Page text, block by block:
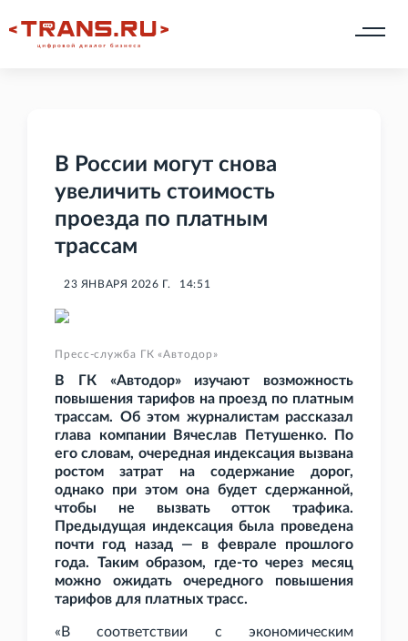
В России могут снова
увеличить стоимость
проезда по платным
трассам
23 ЯНВАРЯ 2026 Г. 14:51
Пресс-служба ГК «Автодор»
В ГК
«Автодор» изучают возможность
повышения тарифов на проезд по платным
трассам. Об этом журналистам рассказал
глава компании Вячеслав Петушенко. По
его словам, очередная индексация вызвана
ростом затрат на содержание дорог,
однако при этом она будет сдержанной,
чтобы не вызвать отток трафика.
Предыдущая индексация была проведена
почти год назад — в феврале прошлого
года. Таким образом, где-то через месяц
можно ожидать очередного повышения
тарифов для платных трасс.
«В соответствии с экономическим